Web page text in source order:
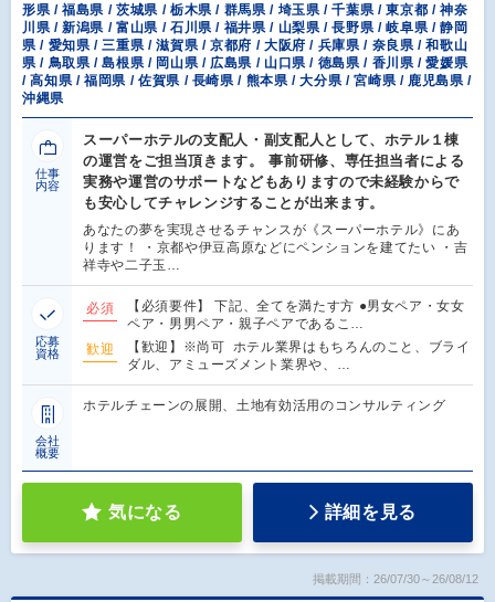
形県 / 福島県 / 茨城県 / 栃木県 / 群馬県 / 埼玉県 / 千葉県 / 東京都 / 神奈
川県 / 新潟県 / 富山県 / 石川県 / 福井県 / 山梨県 / 長野県 / 岐阜県 / 静岡
県 / 愛知県 / 三重県 / 滋賀県 / 京都府 / 大阪府 / 兵庫県 / 奈良県 / 和歌山
県 / 鳥取県 / 島根県 / 岡山県 / 広島県 / 山口県 / 徳島県 / 香川県 / 愛媛県
/ 高知県 / 福岡県 / 佐賀県 / 長崎県 / 熊本県 / 大分県 / 宮崎県 / 鹿児島県 /
沖縄県
仕事
内容
スーパーホテルの支配人・副支配人として、ホテル１棟
の運営をご担当頂きます。 事前研修、専任担当者による
実務や運営のサポートなどもありますので未経験からで
も安心してチャレンジすることが出来ます。
あなたの夢を実現させるチャンスが《スーパーホテル》にあ
ります！ ・京都や伊豆高原などにペンションを建てたい ・吉
祥寺や二子玉…
応募
資格
必須
【必須要件】 下記、全てを満たす方 ●男女ペア・女女
ペア・男男ペア・親子ペアであるこ…
歓迎
【歓迎】※尚可 ホテル業界はもちろんのこと、ブライ
ダル、アミューズメント業界や、…
会社
概要
ホテルチェーンの展開、土地有効活用のコンサルティング
気になる 詳細を見る
掲載期間：26/07/30～26/08/12